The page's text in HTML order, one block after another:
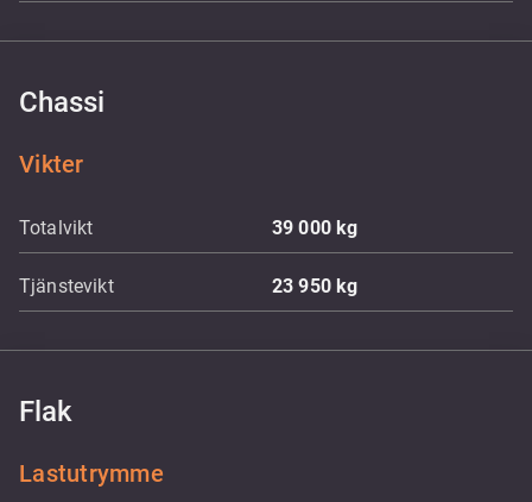
Chassi
Vikter
Totalvikt 39 000kg
Tjänstevikt 23 950kg
Flak
Lastutrymme